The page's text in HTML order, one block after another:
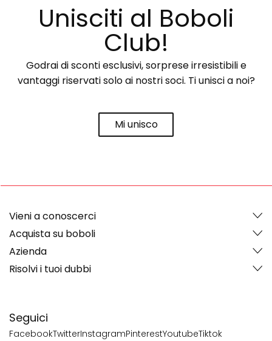
Unisciti al Boboli
Club!
Godrai di sconti esclusivi, sorprese irresistibili e
vantaggi riservati solo ai nostri soci. Ti unisci a noi?
Mi unisco
Seguici
FacebookTwitterInstagramPinterestYoutubeTiktok
Vieni a conoscerci
Acquista su boboli
Azienda
Risolvi i tuoi dubbi